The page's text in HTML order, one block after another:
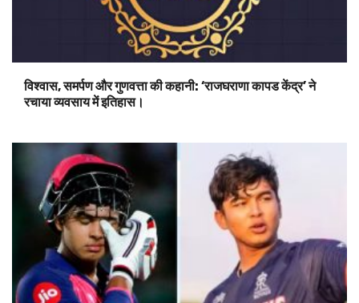
विश्वास, समर्पण और गुणवत्ता की कहानी: ‘राजघराणा कापड केंद्र’ ने
रचाया व्यवसाय में इतिहास।